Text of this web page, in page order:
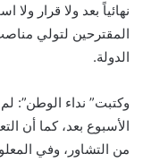
نهائياً بعد ولا قرار
المقترحين لتولي
الدولة.
وكتبت” نداء الوطن”:
الأسبوع بعد، كما أن
من التشاور، وفي